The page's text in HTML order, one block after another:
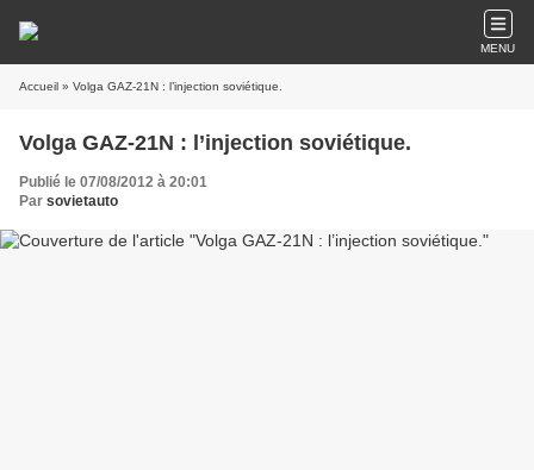
MENU
Accueil » Volga GAZ-21N : l’injection soviétique.
Volga GAZ-21N : l’injection soviétique.
Publié le 07/08/2012 à 20:01
Par sovietauto